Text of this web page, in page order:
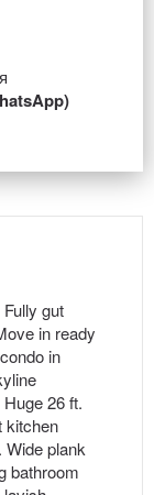
gut
in ready
in
26 ft.
kitchen
Wide plank
bathroom